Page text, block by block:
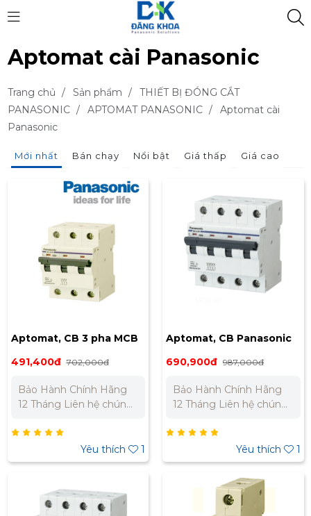
Aptomat cài Panasonic
Trang chủ / Sản phẩm /
THIẾT BỊ ĐÓNG CẮT
PANASONIC / APTOMAT PANASONIC /
Aptomat cài
Panasonic
Mới nhất Bán chạy Nổi bật Giá thấp Giá cao
Aptomat, CB 3 pha MCB
50A BBD3503CNV
491,400đ 702,000đ
Bảo Hành Chính Hãng
12 Tháng Liên hệ chúng
nhất cho dự án. Miền
Bắc : 0989 310 979 -
0973 106 269 Miền Nam:
332 980
Yêu thích 1
Aptomat, CB Panasonic
4P 50A, 63A
690,900đ 987,000đ
Bảo Hành Chính Hãng
12 Tháng Liên hệ chúng
nhất cho dự án. Miền
Bắc : 0989 310 979 -
0973 106 269 Miền Nam:
0902 303 733 – 0945
Yêu thích 1